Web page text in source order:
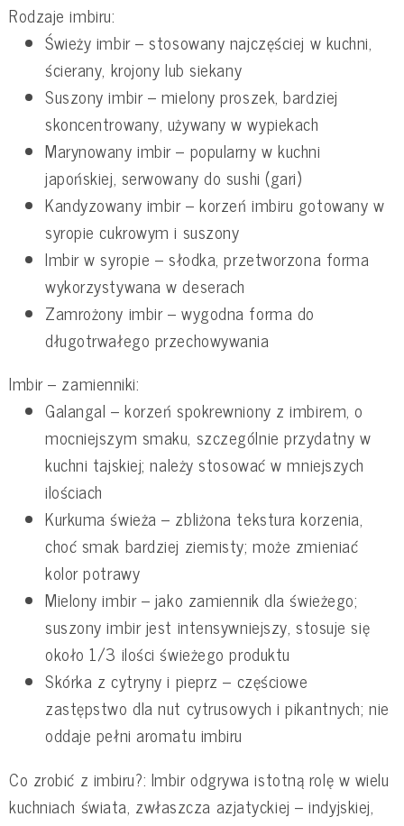
Rodzaje imbiru:
Świeży imbir – stosowany najczęściej w kuchni,
ścierany, krojony lub siekany
Suszony imbir – mielony proszek, bardziej
skoncentrowany, używany w wypiekach
Marynowany imbir – popularny w kuchni
japońskiej, serwowany do sushi (gari)
Kandyzowany imbir – korzeń imbiru gotowany w
syropie cukrowym i suszony
Imbir w syropie – słodka, przetworzona forma
wykorzystywana w deserach
Zamrożony imbir – wygodna forma do
długotrwałego przechowywania
Imbir – zamienniki:
Galangal – korzeń spokrewniony z imbirem, o
mocniejszym smaku, szczególnie przydatny w
kuchni tajskiej; należy stosować w mniejszych
ilościach
Kurkuma świeża – zbliżona tekstura korzenia,
choć smak bardziej ziemisty; może zmieniać
kolor potrawy
Mielony imbir – jako zamiennik dla świeżego;
suszony imbir jest intensywniejszy, stosuje się
około 1/3 ilości świeżego produktu
Skórka z cytryny i pieprz – częściowe
zastępstwo dla nut cytrusowych i pikantnych; nie
oddaje pełni aromatu imbiru
Co zrobić z imbiru?: Imbir odgrywa istotną rolę w wielu
kuchniach świata, zwłaszcza azjatyckiej – indyjskiej,